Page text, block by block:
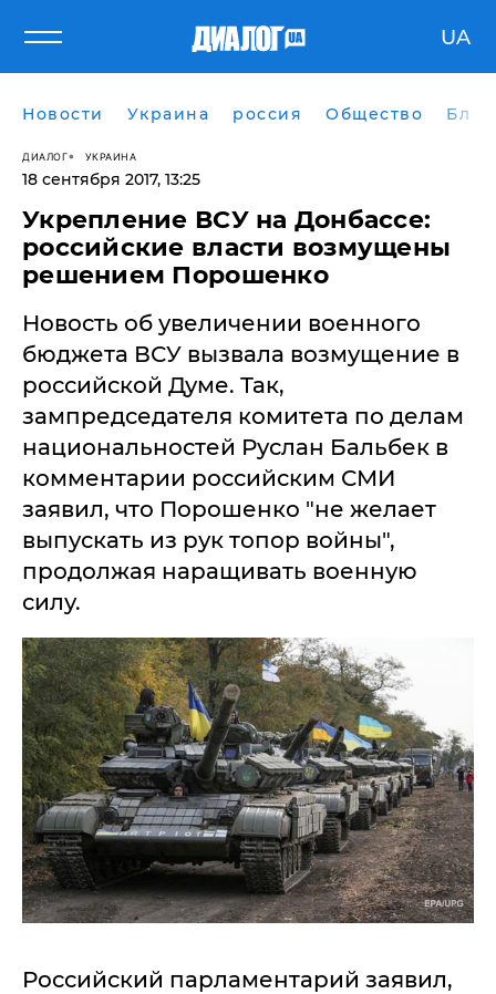
UA
Новости Украина россия Общество
ДИАЛОГ УКРАИНА
18 сентября 2017, 13:25
Укрепление ВСУ на Донбассе:
российские власти возмущены
решением Порошенко
​Новость об увеличении военного
бюджета ВСУ вызвала возмущение в
российской Думе. Так,
зампредседателя комитета по делам
национальностей Руслан Бальбек в
комментарии российским СМИ
заявил, что Порошенко "не желает
выпускать из рук топор войны",
продолжая наращивать военную
силу.
Российский парламентарий заявил,